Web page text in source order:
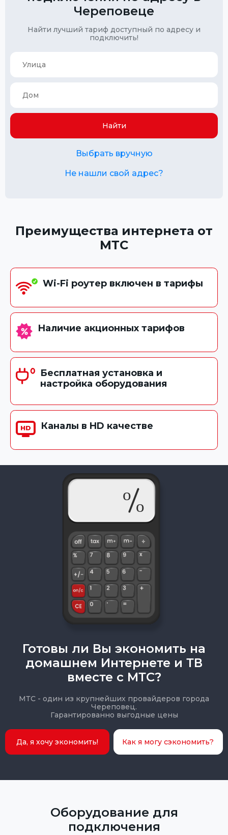
Череповеце
Найти лучший тариф доступный по адресу и
подключить!
Найти
Выбрать вручную
Не нашли свой адрес?
Преимущества интернета от
МТС
Wi-Fi роутер включен в тарифы
Наличие акционных тарифов
Бесплатная установка и
настройка оборудования
Каналы в HD качестве
Готовы ли Вы экономить на
домашнем Интернете и ТВ
вместе с МТС?
МТС - один из крупнейших провайдеров города
Череповец.
Гарантированно выгодные цены
Да, я хочу экономить! Как я могу сэкономить?
Оборудование для
подключения